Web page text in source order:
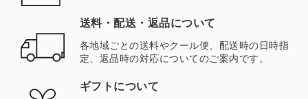
送料・配送・返品について
各地域ごとの送料やクール便、配送時の日時指
定、返品時の対応についてのご案内です。
ギフトについて